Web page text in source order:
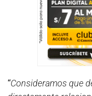
“Consideramos que